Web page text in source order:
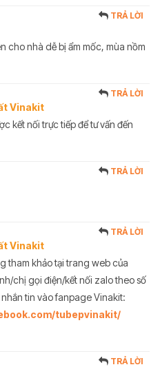
TRẢ LỜI
cho nhà dễ bị ẩm mốc, mùa nồm
Vinakit
TRẢ LỜI
kết nối trực tiếp để tư vấn đến
TRẢ LỜI
Vinakit
TRẢ LỜI
tham khảo tại trang web của
chị gọi điện/kết nối zalo theo số
tin vào fanpage Vinakit:
tubepvinakit/
TRẢ LỜI